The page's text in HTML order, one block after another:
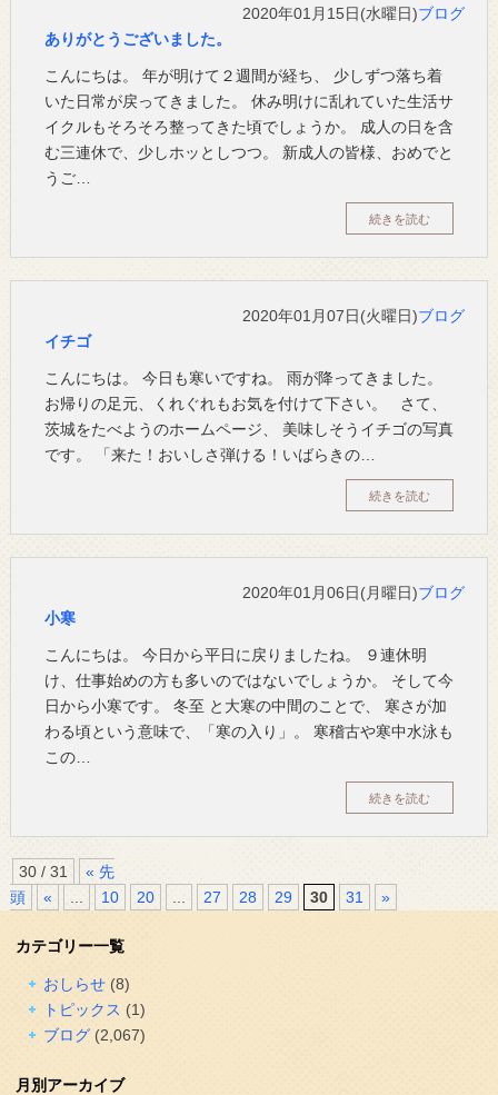
2020年01月15日(水曜日)ブログ
ありがとうございました。
こんにちは。 年が明けて２週間が経ち、 少しずつ落ち着
いた日常が戻ってきました。 休み明けに乱れていた生活サ
イクルもそろそろ整ってきた頃でしょうか。 成人の日を含
む三連休で、少しホッとしつつ。 新成人の皆様、おめでと
うご…
続きを読む
2020年01月07日(火曜日)ブログ
イチゴ
こんにちは。 今日も寒いですね。 雨が降ってきました。
お帰りの足元、くれぐれもお気を付けて下さい。 さて、
茨城をたべようのホームページ、 美味しそうイチゴの写真
です。 「来た！おいしさ弾ける！いばらきの…
続きを読む
2020年01月06日(月曜日)ブログ
小寒
こんにちは。 今日から平日に戻りましたね。 ９連休明
け、仕事始めの方も多いのではないでしょうか。 そして今
日から小寒です。 冬至 と大寒の中間のことで、 寒さが加
わる頃という意味で、「寒の入り」。 寒稽古や寒中水泳も
この…
続きを読む
30 / 31
« 先
頭
« 10 20 27 28 29 30 31 »
カテゴリー一覧
おしらせ(8)
トピックス (1)
ブログ(2,067)
月別アーカイブ